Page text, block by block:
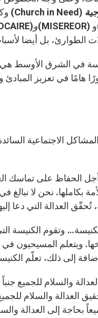
و(MISEREOR) و(ROACO) وكاريتاس وغيرها… حاسمة في مساعدة الكنائس
في الشرق الأوسط هي
هامًا في تعزيز
الاجتماعية
الحفاظ على تماسك
نحن لا نبالغ في
وتقوم
ويتعلم المسيحيون
والسلام للجميع
العدالة والسلام